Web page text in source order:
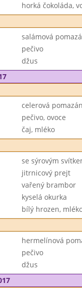
horká čokoláda,
salámová
pečivo
džus
celerová
pečivo, ovoce
čaj, mléko
se sýrovým
jitrnicový prejt
vařený brambor
kyselá okurka
bílý hrozen,
hermelínová
pečivo
džus